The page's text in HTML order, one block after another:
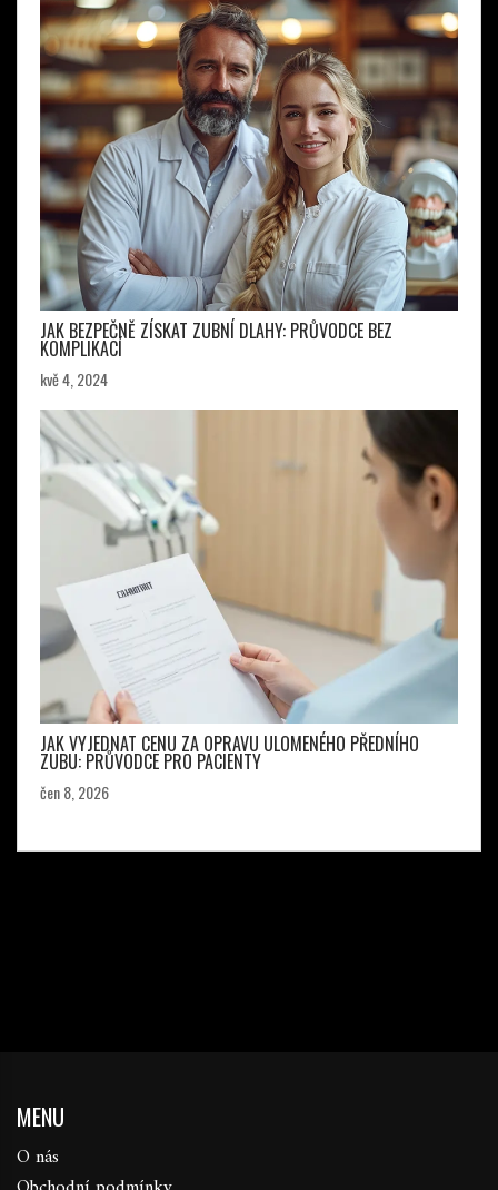
JAK BEZPEČNĚ ZÍSKAT ZUBNÍ DLAHY: PRŮVODCE BEZ
KOMPLIKACÍ
kvě 4, 2024
JAK VYJEDNAT CENU ZA OPRAVU ULOMENÉHO PŘEDNÍHO
ZUBU: PRŮVODCE PRO PACIENTY
čen 8, 2026
MENU
O nás